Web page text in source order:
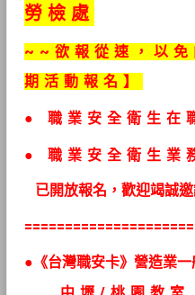
勞檢處
~~欲報從速，以
期活動報名】
● 職業安全衛生在
● 職業安全衛生 業
已開放報名，歡迎竭誠邀
●《台灣職安卡》營造業